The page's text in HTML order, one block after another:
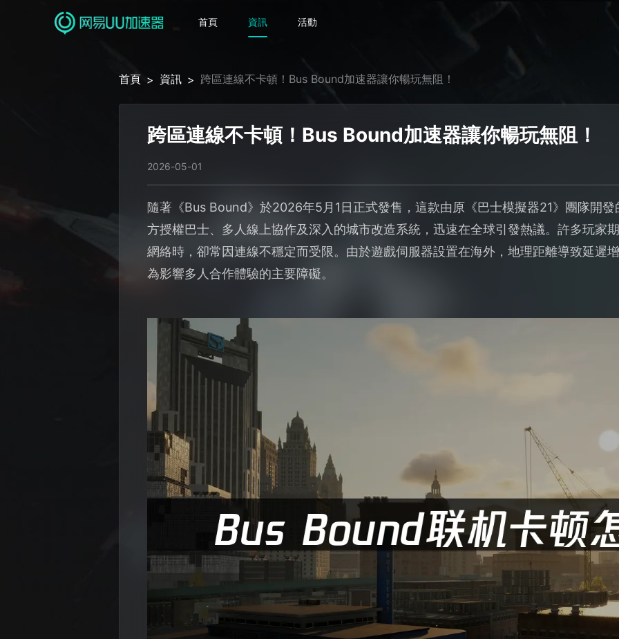
首頁 資訊 活動
首頁 > 資訊 > 跨區連線不卡頓！Bus Bound加速器讓你暢玩無阻！
跨區連線不卡頓！Bus Bound加速器讓你暢玩無阻！
2026-05-01
隨著《Bus Bound》於2026年5月1日正式發售，這款由原《巴士模擬器21》團隊開
方授權巴士、多人線上協作及深入的城市改造系統，迅速在全球引發熱議。許多玩家
網絡時，卻常因連線不穩定而受限。由於遊戲伺服器設置在海外，地理距離導致延遲
為影響多人合作體驗的主要障礙。